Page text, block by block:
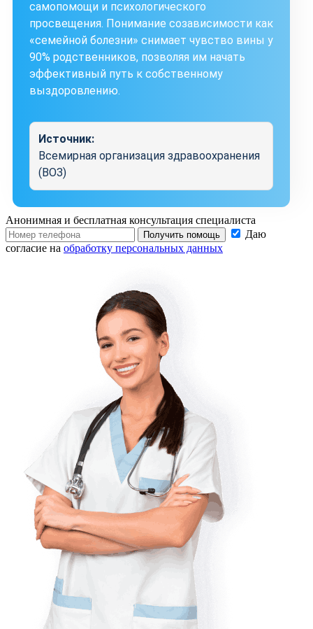
самопомощи и психологического
просвещения. Понимание созависимости как
«семейной болезни» снимает чувство вины у
90% родственников, позволяя им начать
эффективный путь к собственному
выздоровлению.
Источник:
Всемирная организация здравоохранения
(ВОЗ)
Анонимная и бесплатная консультация специалиста
Получить помощь
Даю
согласие на обработку персональных данных